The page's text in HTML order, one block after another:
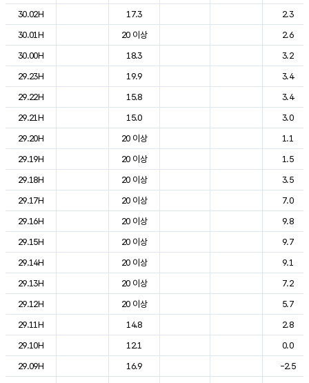
30.02H
17.3
2.3
30.01H
20 이상
2.6
30.00H
18.3
3.2
29.23H
19.9
3.4
29.22H
15.8
3.4
29.21H
15.0
3.0
29.20H
20 이상
1.1
29.19H
20 이상
1.5
29.18H
20 이상
3.5
29.17H
20 이상
7.0
29.16H
20 이상
9.8
29.15H
20 이상
9.7
29.14H
20 이상
9.1
29.13H
20 이상
7.2
29.12H
20 이상
5.7
29.11H
14.8
2.8
29.10H
12.1
0.0
29.09H
16.9
-2.5